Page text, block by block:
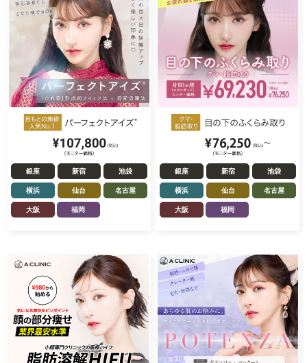
銀座 新宿 池袋
横浜 仙台 名古屋
大阪 福岡
銀座 新宿 池袋
横浜 仙台 名古屋
大阪 福岡